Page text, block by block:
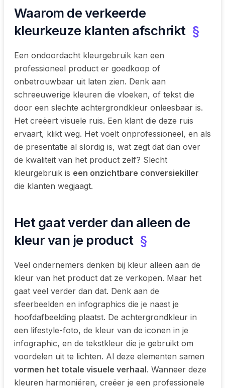
Waarom de verkeerde
kleurkeuze klanten afschrikt §
Een ondoordacht kleurgebruik kan een
professioneel product er goedkoop of
onbetrouwbaar uit laten zien. Denk aan
schreeuwerige kleuren die vloeken, of tekst die
door een slechte achtergrondkleur onleesbaar is.
Het creëert visuele ruis. Een klant die deze ruis
ervaart, klikt weg. Het voelt onprofessioneel, en als
de presentatie al slordig is, wat zegt dat dan over
de kwaliteit van het product zelf? Slecht
kleurgebruik is een onzichtbare conversiekiller
die klanten wegjaagt.
Het gaat verder dan alleen de
kleur van je product §
Veel ondernemers denken bij kleur alleen aan de
kleur van het product dat ze verkopen. Maar het
gaat veel verder dan dat. Denk aan de
sfeerbeelden en infographics die je naast je
hoofdafbeelding plaatst. De achtergrondkleur in
een lifestyle-foto, de kleur van de iconen in je
infographic, en de tekstkleur die je gebruikt om
voordelen uit te lichten. Al deze elementen samen
vormen het totale visuele verhaal. Wanneer deze
kleuren harmoniëren, creëer je een professionele